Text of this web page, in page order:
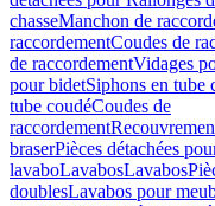
chasseManchon de
raccordementCoudes de
de raccordementVidages
pour bidetSiphons en tube
tube coudéCoudes de
raccordement
braserPièces détachées
lavaboLavabosLavabos
doublesLavabos pour